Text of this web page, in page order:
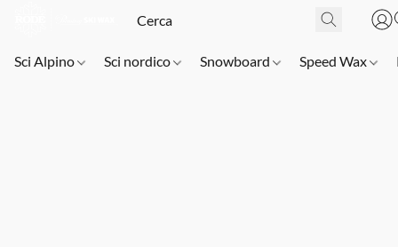
Sci Alpino Sci nordico Snowboard Speed Wax